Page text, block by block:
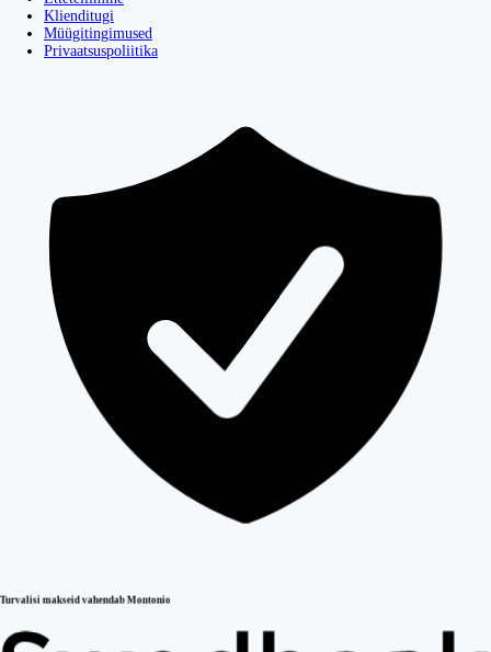
Klienditugi
Müügitingimused
Privaatsuspoliitika
Turvalisi makseid vahendab Montonio